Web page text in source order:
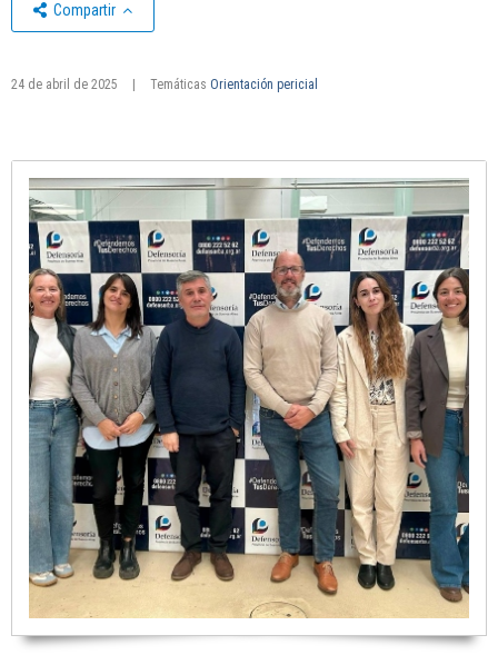
Compartir
24 de abril de 2025 Temáticas Orientación pericial